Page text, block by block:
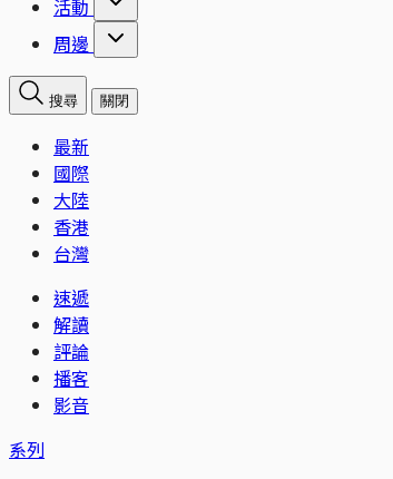
活動
周邊
搜尋 關閉
最新
國際
大陸
香港
台灣
速遞
解讀
評論
播客
影音
系列